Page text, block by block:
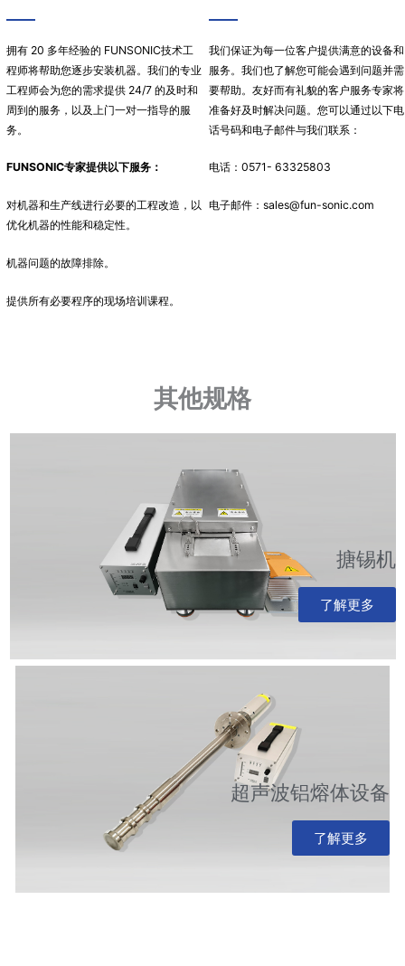
拥有 20 多年经验的 FUNSONIC技术工
程师将帮助您逐步安装机器。我们的专业
工程师会为您的需求提供 24/7 的及时和
周到的服务，以及上门一对一指导的服
务。
FUNSONIC专家提供以下服务：
对机器和生产线进行必要的工程改造，以
优化机器的性能和稳定性。
机器问题的故障排除。
提供所有必要程序的现场培训课程。
我们保证为每一位客户提供满意的设备和
服务。我们也了解您可能会遇到问题并需
要帮助。友好而有礼貌的客户服务专家将
准备好及时解决问题。您可以通过以下电
话号码和电子邮件与我们联系：
电话：0571- 63325803
电子邮件：sales@fun-sonic.com
其他规格
搪锡机
了解更多
超声波铝熔体设备
了解更多